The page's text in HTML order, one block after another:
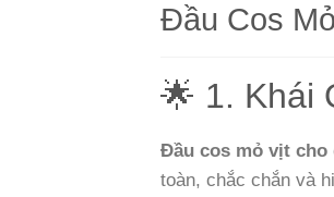
Đầu Cos
🌟 1. Khái
Đầu cos mỏ vịt cho
toàn, chắc chắn và